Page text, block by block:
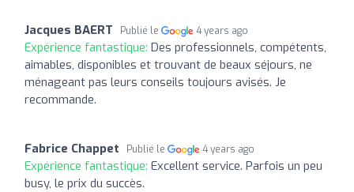
Jacques BAERT Publié le 4 years ago
Expérience fantastique: Des professionnels, compétents,
aimables, disponibles et trouvant de beaux séjours, ne
ménageant pas leurs conseils toujours avisés. Je
recommande.
Fabrice Chappet Publié le 4 years ago
Expérience fantastique: Excellent service. Parfois un peu
busy, le prix du succès.